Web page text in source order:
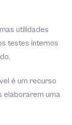
utilidades
testes internos
é um recurso
elaborarem uma